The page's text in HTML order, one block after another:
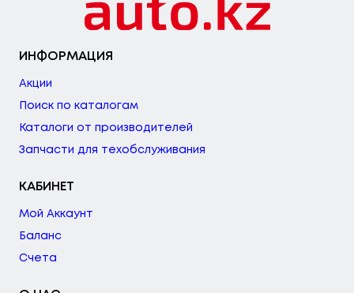
ИНФОРМАЦИЯ
Акции
Поиск по каталогам
Каталоги от производителей
Запчасти для техобслуживания
КАБИНЕТ
Мой Аккаунт
Баланс
Счета